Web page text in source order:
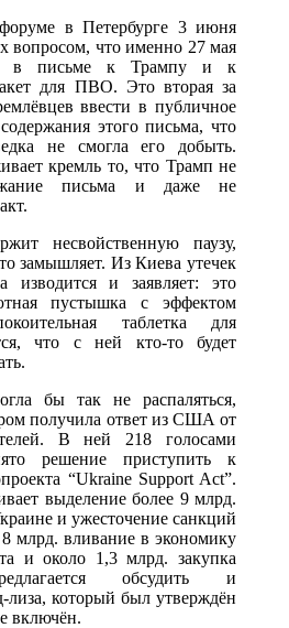
в Петербурге 3 июня
вопросом, что именно 27 мая
в письме к Трампу и к
для ПВО. Это вторая за
ввести в публичное
этого письма, что
не смогла его добыть.
кремль то, что Трамп не
письма и даже не
паузу,
замышляет. Из Киева утечек
изводится и заявляет: это
пустышка с эффектом
таблетка для
что с ней кто-то будет
бы так не распаляться,
получила ответ из США от
В ней 218 голосами
решение приступить к
“Ukraine Support Act”.
выделение более 9 млрд.
и ужесточение санкций
млрд. вливание в экономику
и около 1,3 млрд. закупка
обсудить и
лиза, который был утверждён
включён.